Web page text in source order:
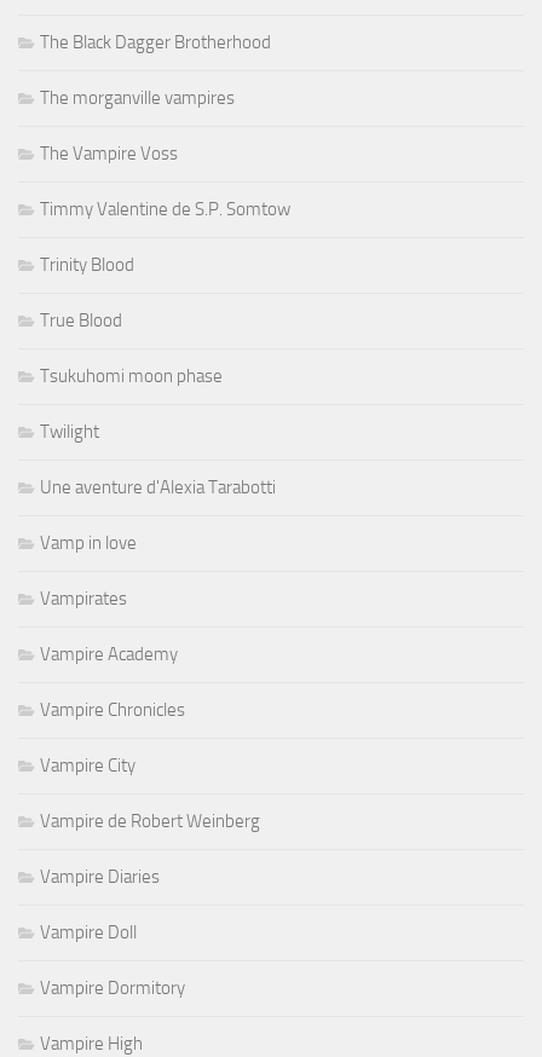
The Black Dagger Brotherhood
The morganville vampires
The Vampire Voss
Timmy Valentine de S.P. Somtow
Trinity Blood
True Blood
Tsukuhomi moon phase
Twilight
Une aventure d'Alexia Tarabotti
Vamp in love
Vampirates
Vampire Academy
Vampire Chronicles
Vampire City
Vampire de Robert Weinberg
Vampire Diaries
Vampire Doll
Vampire Dormitory
Vampire High